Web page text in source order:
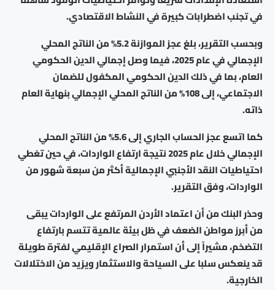
في تجنب اضطرابات كبيرة في النشاط الاقتصادي.
وبحسب التقرير، بلغ عجز الموازنة 5.2% من الناتج المحلي
الإجمالي في عام 2025، فيما وصل إجمالي الدين الحكومي
العام، بما في ذلك الدين الحكومي المكفول للضمان
الاجتماعي، إلى 108% من الناتج المحلي الإجمالي بنهاية العام
ذاته.
كما اتسع عجز الحساب الجاري إلى 5.6% من الناتج المحلي
الإجمالي خلال عام 2025 نتيجة ارتفاع الواردات، في حين تغطي
احتياطيات النقد الأجنبي الإجمالية أكثر من سبعة شهور من
الواردات، وفق التقرير.
وحذر البنك من أن اعتماد الأردن المرتفع على الواردات يبقى
من أبرز مواطن الضعف في ظل بيئة عالمية تتسم بارتفاع
التضخم، مشيراً إلى أن استمرار الصراع الإقليمي لفترة طويلة
قد ينعكس سلبا على السياحة والاستثمار ويزيد من الاختلالات
الخارجية.